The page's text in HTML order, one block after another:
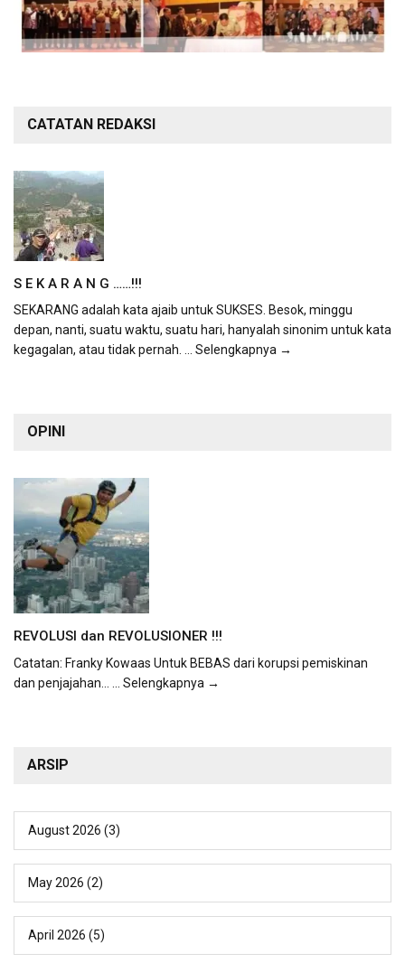
CATATAN REDAKSI
S E K A R A N G ……!!!
SEKARANG adalah kata ajaib untuk SUKSES. Besok, minggu
depan, nanti, suatu waktu, suatu hari, hanyalah sinonim untuk kata
kegagalan, atau tidak pernah. ... Selengkapnya →
OPINI
REVOLUSI dan REVOLUSIONER !!!
Catatan: Franky Kowaas Untuk BEBAS dari korupsi pemiskinan
dan penjajahan...
... Selengkapnya →
ARSIP
August 2026 (3)
May 2026 (2)
April 2026 (5)